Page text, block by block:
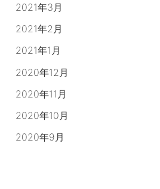
2021年3月
2021年2月
2021年1月
2020年12月
2020年11月
2020年10月
2020年9月